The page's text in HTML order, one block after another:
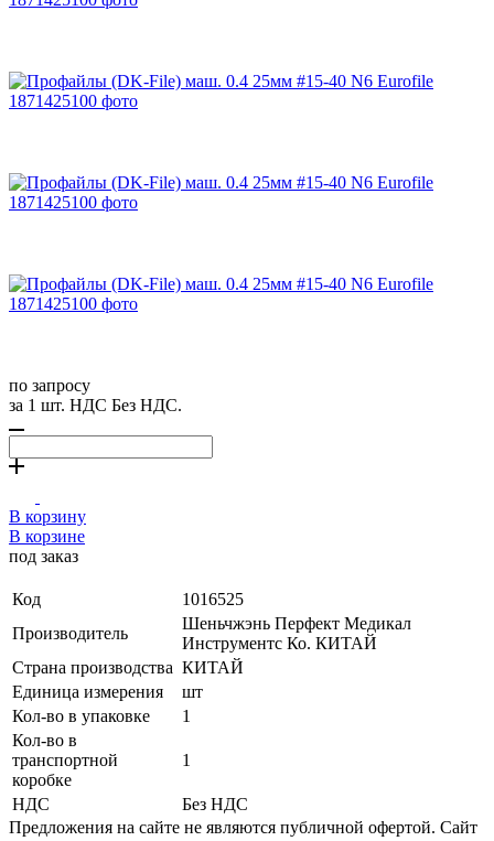
по запросу
за 1 шт. НДС Без НДС.
В корзину
В корзине
под заказ
Код
1016525
Производитель
Шеньчжэнь Перфект Медикал
Инструментс Ко. КИТАЙ
Страна производства КИТАЙ
Единица измерения
шт
Кол-во в упаковке
1
Кол-во в
транспортной
коробке
1
НДС
Без НДС
Предложения на сайте не являются публичной офертой. Сайт